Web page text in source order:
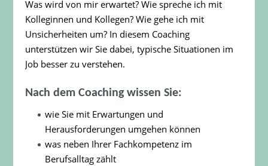
Was wird von mir erwartet? Wie spreche ich mit
Kolleginnen und Kollegen? Wie gehe ich mit
Unsicherheiten um? In diesem Coaching
unterstützen wir Sie dabei, typische Situationen im
Job besser zu verstehen.
Nach dem Coaching wissen Sie:
wie Sie mit Erwartungen und
Herausforderungen umgehen können
was neben Ihrer Fachkompetenz im
Berufsalltag zählt